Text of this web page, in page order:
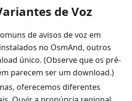
de Voz
de avisos de voz em
no OsmAnd, outros
único. (Observe que os pré-
parecem ser um download.)
oferecemos diferentes